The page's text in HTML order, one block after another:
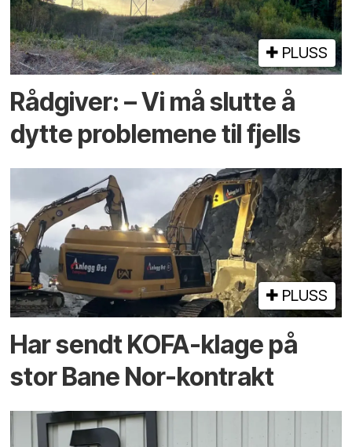
PLUSS
Rådgiver: – Vi må slutte å
dytte problemene til fjells
PLUSS
Har sendt KOFA-klage på
stor Bane Nor-kontrakt